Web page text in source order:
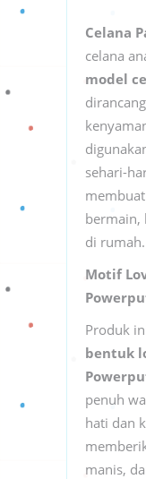
Celana
celana
model
sehari-
bermain,
di rumah.
Motif
Produk
bentuk
penuh
hati dan
manis,